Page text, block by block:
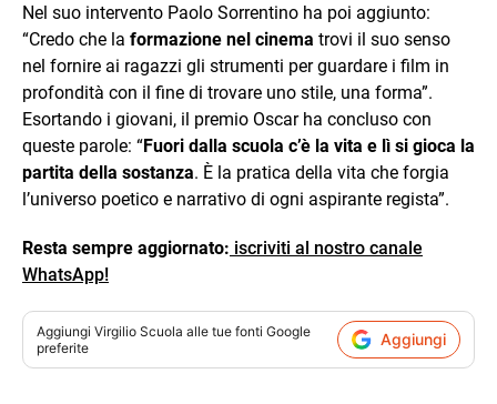
Nel suo intervento Paolo Sorrentino ha poi aggiunto:
“Credo che la formazione nel cinema trovi il suo senso
nel fornire ai ragazzi gli strumenti per guardare i film in
profondità con il fine di trovare uno stile, una forma”.
Esortando i giovani, il premio Oscar ha concluso con
queste parole: “Fuori dalla scuola c’è la vita e lì si gioca la
partita della sostanza. È la pratica della vita che forgia
l’universo poetico e narrativo di ogni aspirante regista”.
Resta sempre aggiornato: iscriviti al nostro canale
WhatsApp!
Aggiungi Virgilio Scuola alle tue fonti Google
preferite
Aggiungi